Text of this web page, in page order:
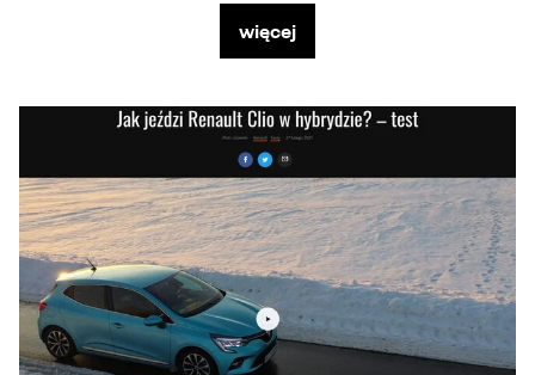
więcej